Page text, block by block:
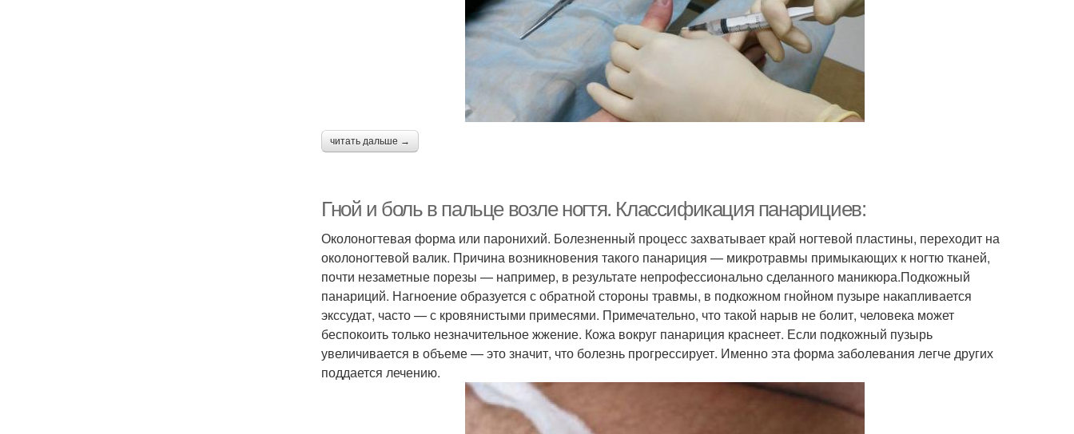
читать дальше →
Гной и боль в пальце возле ногтя. Классификация панарициев:
Околоногтевая форма или паронихий. Болезненный процесс захватывает край ногтевой пластины, переходит на
околоногтевой валик. Причина возникновения такого панариция — микротравмы примыкающих к ногтю тканей,
почти незаметные порезы — например, в результате непрофессионально сделанного маникюра.Подкожный
панариций. Нагноение образуется с обратной стороны травмы, в подкожном гнойном пузыре накапливается
экссудат, часто — с кровянистыми примесями. Примечательно, что такой нарыв не болит, человека может
беспокоить только незначительное жжение. Кожа вокруг панариция краснеет. Если подкожный пузырь
увеличивается в объеме — это значит, что болезнь прогрессирует. Именно эта форма заболевания легче других
поддается лечению.